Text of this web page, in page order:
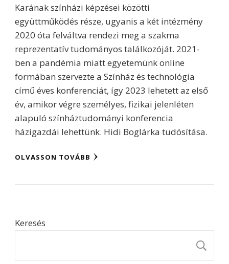
Karának színházi képzései közötti
együttműködés része, ugyanis a két intézmény
2020 óta felváltva rendezi meg a szakma
reprezentatív tudományos találkozóját. 2021-
ben a pandémia miatt egyetemünk online
formában szervezte a Színház és technológia
című éves konferenciát, így 2023 lehetett az első
év, amikor végre személyes, fizikai jelenléten
alapuló színháztudományi konferencia
házigazdái lehettünk. Hidi Boglárka tudósítása.
OLVASSON TOVÁBB
Keresés